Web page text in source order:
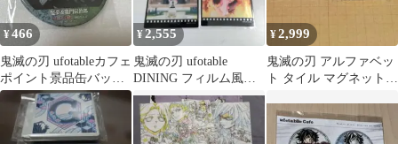
¥466
鬼滅の刃 ufotableカフェ
ポイント景品缶バッ
ジ 竈門炭治郎 魘夢
¥2,555
鬼滅の刃 ufotable
DINING フィルム風カ
ード 狛治 恋雪 猗窩座
¥2,999
鬼滅の刃 アルファベッ
ト タイル マグネット
種